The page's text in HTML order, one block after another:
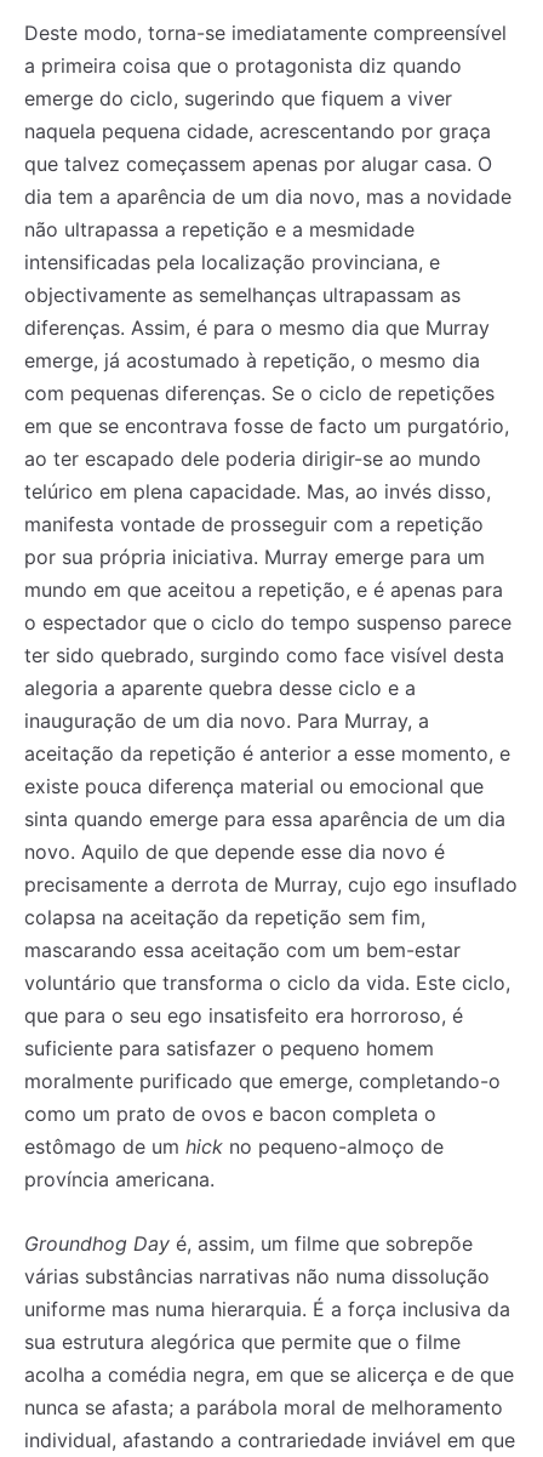
Deste modo, torna-se imediatamente compreensível
a primeira coisa que o protagonista diz quando
emerge do ciclo, sugerindo que fiquem a viver
naquela pequena cidade, acrescentando por graça
que talvez começassem apenas por alugar casa. O
dia tem a aparência de um dia novo, mas a novidade
não ultrapassa a repetição e a mesmidade
intensificadas pela localização provinciana, e
objectivamente as semelhanças ultrapassam as
diferenças. Assim, é para o mesmo dia que Murray
emerge, já acostumado à repetição, o mesmo dia
com pequenas diferenças. Se o ciclo de repetições
em que se encontrava fosse de facto um purgatório,
ao ter escapado dele poderia dirigir-se ao mundo
telúrico em plena capacidade. Mas, ao invés disso,
manifesta vontade de prosseguir com a repetição
por sua própria iniciativa. Murray emerge para um
mundo em que aceitou a repetição, e é apenas para
o espectador que o ciclo do tempo suspenso parece
ter sido quebrado, surgindo como face visível desta
alegoria a aparente quebra desse ciclo e a
inauguração de um dia novo. Para Murray, a
aceitação da repetição é anterior a esse momento, e
existe pouca diferença material ou emocional que
sinta quando emerge para essa aparência de um dia
novo. Aquilo de que depende esse dia novo é
precisamente a derrota de Murray, cujo ego insuflado
colapsa na aceitação da repetição sem fim,
mascarando essa aceitação com um bem-estar
voluntário que transforma o ciclo da vida. Este ciclo,
que para o seu ego insatisfeito era horroroso, é
suficiente para satisfazer o pequeno homem
moralmente purificado que emerge, completando-o
como um prato de ovos e bacon completa o
estômago de um hick no pequeno-almoço de
província americana.
Groundhog Day é, assim, um filme que sobrepõe
várias substâncias narrativas não numa dissolução
uniforme mas numa hierarquia. É a força inclusiva da
sua estrutura alegórica que permite que o filme
acolha a comédia negra, em que se alicerça e de que
nunca se afasta; a parábola moral de melhoramento
individual, afastando a contrariedade inviável em que